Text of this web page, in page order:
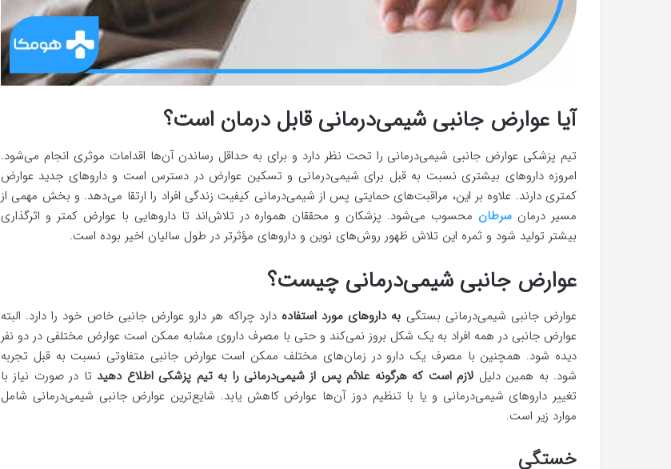
آیا عوارض جانبی شیمی‌درمانی قابل درمان است؟
تیم پزشکی عوارض جانبی شیمی‌درمانی را تحت نظر دارد و برای به حداقل رساندن آن‌ها اقدامات موثری انجام می‌شود.
امروزه داروهای بیشتری نسبت به قبل برای شیمی‌درمانی و تسکین عوارض در دسترس است و داروهای جدید عوارض
کمتری دارند. علاوه بر این، مراقبت‌های حمایتی پس از شیمی‌درمانی کیفیت زندگی افراد را ارتقا می‌دهد. و بخش مهمی از
مسیر درمان سرطان محسوب می‌شود. پزشکان و محققان همواره در تلاش‌اند تا داروهایی با عوارض کمتر و اثرگذاری
بیشتر تولید شود و ثمره این تلاش ظهور روش‌های نوین و داروهای مؤثرتر در طول سالیان اخیر بوده است.
عوارض جانبی شیمی‌درمانی چیست؟
عوارض جانبی شیمی‌درمانی بستگی به داروهای مورد استفاده دارد چراکه هر دارو عوارض جانبی خاص خود را دارد. البته
عوارض جانبی در همه افراد به یک شکل بروز نمی‌کند و حتی با مصرف داروی مشابه ممکن است عوارض مختلفی در دو نفر
دیده شود. همچنین با مصرف یک دارو در زمان‌های مختلف ممکن است عوارض جانبی متفاوتی نسبت به قبل تجربه
شود. به همین دلیل لازم است که هرگونه علائم پس از شیمی‌درمانی را به تیم پزشکی اطلاع دهیدتا در صورت نیاز با
تغییر داروهای شیمی‌درمانی و یا با تنظیم دوز آن‌ها عوارض کاهش یابد. شایع‌ترین عوارض جانبی شیمی‌درمانی شامل
موارد زیر است.
خستگی